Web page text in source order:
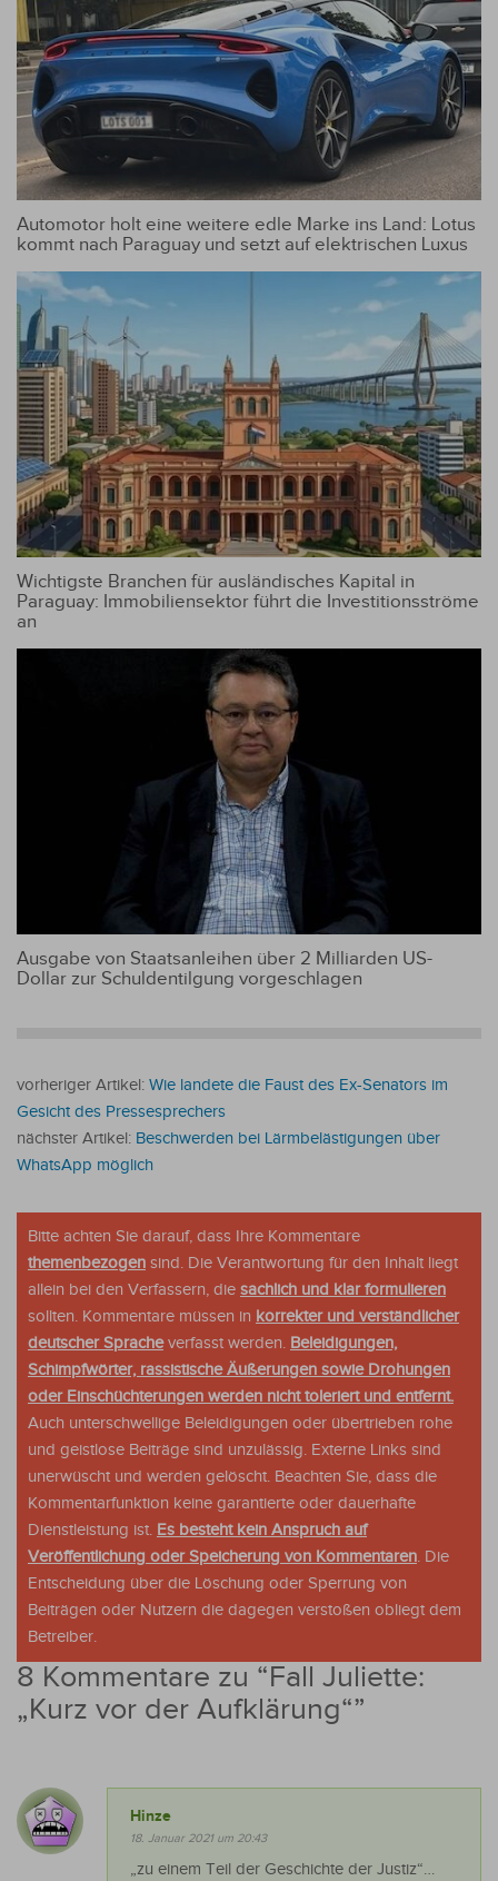
Automotor holt eine weitere edle Marke ins Land: Lotus
kommt nach Paraguay und setzt auf elektrischen Luxus
Wichtigste Branchen für ausländisches Kapital in
Paraguay: Immobiliensektor führt die Investitionsströme
an
Ausgabe von Staatsanleihen über 2 Milliarden US-
Dollar zur Schuldentilgung vorgeschlagen
vorheriger Artikel: Wie landete die Faust des Ex-Senators im
Gesicht des Pressesprechers
nächster Artikel: Beschwerden bei Lärmbelästigungen über
WhatsApp möglich
Bitte achten Sie darauf, dass Ihre Kommentare
themenbezogen sind. Die Verantwortung für den Inhalt liegt
allein bei den Verfassern, die sachlich und klar formulieren
sollten. Kommentare müssen in korrekter und verständlicher
deutscher Spracheverfasst werden. Beleidigungen,
Schimpfwörter, rassistische Äußerungen sowie Drohungen
oder Einschüchterungen werden nicht toleriert und entfernt.
Auch unterschwellige Beleidigungen oder übertrieben rohe
und geistlose Beiträge sind unzulässig. Externe Links sind
unerwüscht und werden gelöscht. Beachten Sie, dass die
Kommentarfunktion keine garantierte oder dauerhafte
Dienstleistung ist. Es besteht kein Anspruch auf
Veröffentlichung oder Speicherung von Kommentaren. Die
Entscheidung über die Löschung oder Sperrung von
Beiträgen oder Nutzern die dagegen verstoßen obliegt dem
Betreiber.
8 Kommentare zu “Fall Juliette:
„Kurz vor der Aufklärung“”
Hinze
18. Januar 2021 um 20:43
„zu einem Teil der Geschichte der Justiz“…